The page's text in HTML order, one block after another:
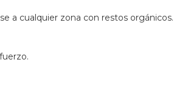
a cualquier zona con restos orgánicos.